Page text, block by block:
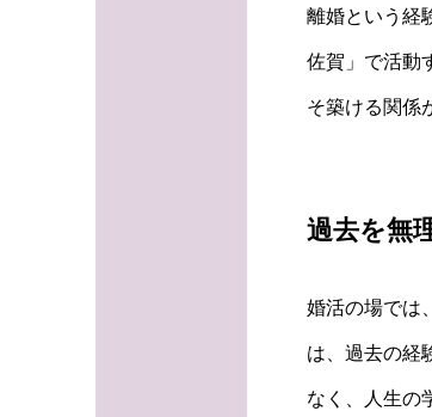
離婚という経
佐賀」で活動
そ築ける関係
過去を無
婚活の場では
は、過去の経
なく、人生の